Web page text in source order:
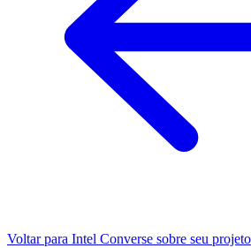
Voltar para Intel Converse sobre seu projeto